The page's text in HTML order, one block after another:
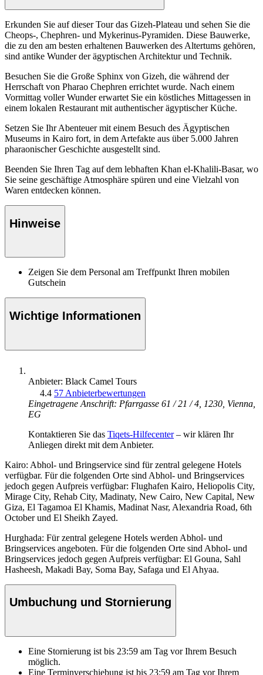
Erkunden Sie auf dieser Tour das Gizeh-Plateau und sehen Sie die
Cheops-, Chephren- und Mykerinus-Pyramiden. Diese Bauwerke,
die zu den am besten erhaltenen Bauwerken des Altertums gehören,
sind antike Wunder der ägyptischen Architektur und Technik.
Besuchen Sie die Große Sphinx von Gizeh, die während der
Herrschaft von Pharao Chephren errichtet wurde. Nach einem
Vormittag voller Wunder erwartet Sie ein köstliches Mittagessen in
einem lokalen Restaurant mit authentischer ägyptischer Küche.
Setzen Sie Ihr Abenteuer mit einem Besuch des Ägyptischen
Museums in Kairo fort, in dem Artefakte aus über 5.000 Jahren
pharaonischer Geschichte ausgestellt sind.
Beenden Sie Ihren Tag auf dem lebhaften Khan el-Khalili-Basar, wo
Sie seine geschäftige Atmosphäre spüren und eine Vielzahl von
Waren entdecken können.
Hinweise
Zeigen Sie dem Personal am Treffpunkt Ihren mobilen
Gutschein
Wichtige Informationen
Anbieter: Black Camel Tours
4.4 57 Anbieterbewertungen
Eingetragene Anschrift: Pfarrgasse 61 / 21 / 4, 1230, Vienna,
EG
Kontaktieren Sie das Tiqets-Hilfecenter– wir klären Ihr
Anliegen direkt mit dem Anbieter.
Kairo: Abhol- und Bringservice sind für zentral gelegene Hotels
verfügbar. Für die folgenden Orte sind Abhol- und Bringservices
jedoch gegen Aufpreis verfügbar: Flughafen Kairo, Heliopolis City,
Mirage City, Rehab City, Madinaty, New Cairo, New Capital, New
Giza, El Tagamoa El Khamis, Madinat Nasr, Alexandria Road, 6th
October und El Sheikh Zayed.
Hurghada: Für zentral gelegene Hotels werden Abhol- und
Bringservices angeboten. Für die folgenden Orte sind Abhol- und
Bringservices jedoch gegen Aufpreis verfügbar: El Gouna, Sahl
Hasheesh, Makadi Bay, Soma Bay, Safaga und El Ahyaa.
Umbuchung und Stornierung
Eine Stornierung ist bis 23:59 am Tag vor Ihrem Besuch
möglich.
Eine Terminverschiebung ist bis 23:59 am Tag vor Ihrem